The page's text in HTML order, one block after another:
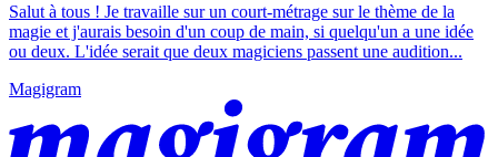
Salut à tous ! Je travaille sur un court-métrage sur le thème de la
magie et j'aurais besoin d'un coup de main, si quelqu'un a une idée
ou deux. L'idée serait que deux magiciens passent une audition...
Magigram